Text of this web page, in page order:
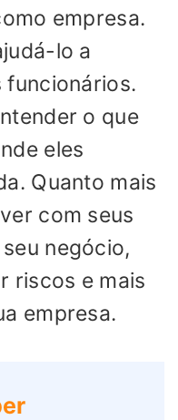
empresa.
lo a
funcionários.
o que
eles
Quanto mais
com seus
negócio,
riscos e mais
empresa.